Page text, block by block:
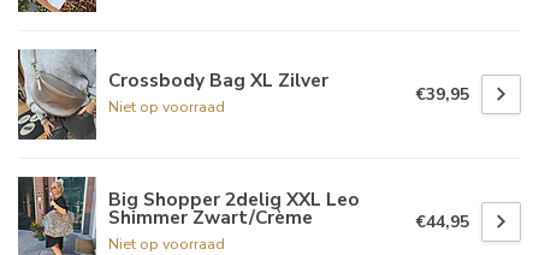
Crossbody Bag XL Zilver
Niet op voorraad
€39,95
Big Shopper 2delig XXL Leo
Shimmer Zwart/Crème
Niet op voorraad
€44,95